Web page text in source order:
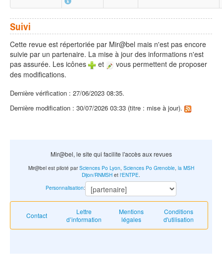
Suivi
Cette revue est répertoriée par Mir@bel mais n'est pas encore
suivie par un partenaire. La mise à jour des informations n'est
pas assurée. Les icônes
et
vous permettent de proposer
des modifications.
Dernière vérification : 27/06/2023 08:35.
Dernière modification : 30/07/2026 03:33 (titre : mise à jour).
Mir@bel, le site qui facilite l'accès aux revues
Contact
Lettre
d’information
Mentions
légales
Conditions
d'utilisation
Mir@bel est piloté parSciences Po Lyon Sciences Po Grenoble, la MSH
Dijon/RNMSH et l'ENTPE
Personnalisation: